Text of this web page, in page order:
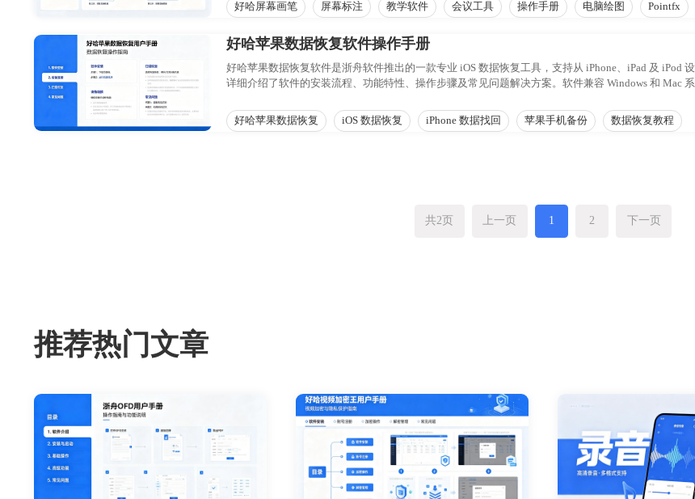
好哈屏幕画笔 屏幕标注 教学软件 会议工具 操作手册 电脑绘图 Pointfx
好哈苹果数据恢复软件操作手册
好哈苹果数据恢复软件是浙舟软件推出的一款专业 iOS 数据恢复工具，支持从 iPhone、iPad 及
详细介绍了软件的安装流程、功能特性、操作步骤及常见问题解决方案。软件兼容 Windows 和 Mac
好哈苹果数据恢复
iOS 数据恢复 iPhone 数据找回 苹果手机备份 数据恢复教程
共2页 上一页 1 2 下一页
推荐热门文章